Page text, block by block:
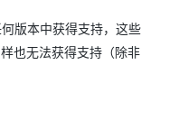
版本中获得支持，这些
也无法获得支持（除非